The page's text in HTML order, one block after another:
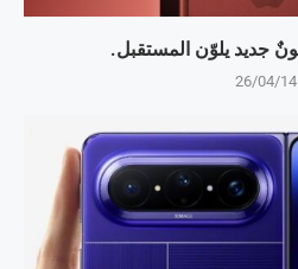
26/04/14